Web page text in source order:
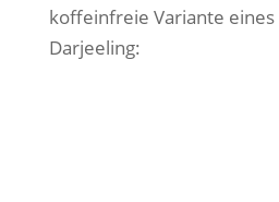
koffeinfreie Variante
Darjeeling: